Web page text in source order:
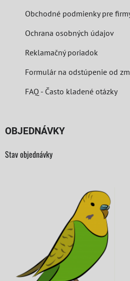
Obchodné podmienky pre
Ochrana osobných údajov
Reklamačný poriadok
Formulár na odstúpenie od
FAQ - Často kladené otázky
OBJEDNÁVKY
Stav objednávky